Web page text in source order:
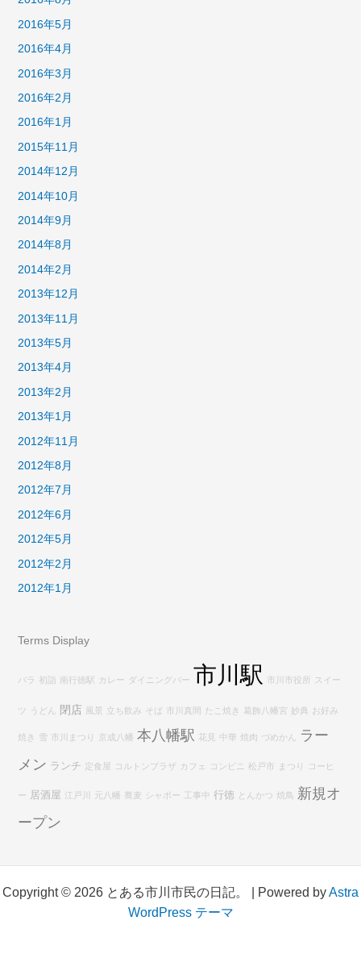
2016年5月
2016年4月
2016年3月
2016年2月
2016年1月
2015年11月
2014年12月
2014年10月
2014年9月
2014年8月
2014年2月
2013年12月
2013年11月
2013年5月
2013年4月
2013年2月
2013年1月
2012年11月
2012年8月
2012年7月
2012年6月
2012年5月
2012年2月
2012年1月
Terms Display
バラ 初詣 南行徳駅 カレー ダイニングバー 市川駅 市川市役所 スイー
ツ うどん 閉店 風景 立ち飲み そば 市川真間 たこ焼き 葛飾八幡宮 妙典 お好み
焼き 雪 市川まつり 京成八幡 本八幡駅 花見 中華 焼肉 づめかん
ラー
メン ランチ 定食屋 コルトンプラザ カフェ コンビニ 松戸市 まつり コーヒ
ー 居酒屋 江戸川 元八幡 蕎麦 シャポー 工事中 行徳 とんかつ 焼鳥 新規オ
ープン
Copyright © 2026 とある市川市民の日記。 | Powered byAstra
WordPress テーマ